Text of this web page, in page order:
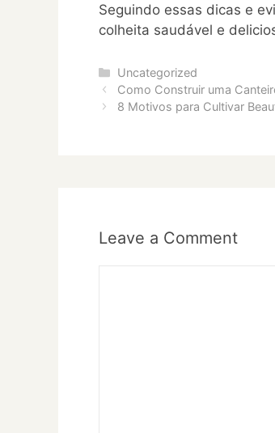
Seguindo essas dicas e
colheita saudável e
Categories
Uncategorized
Como Construir uma
8 Motivos para Cultivar
Leave a Comment